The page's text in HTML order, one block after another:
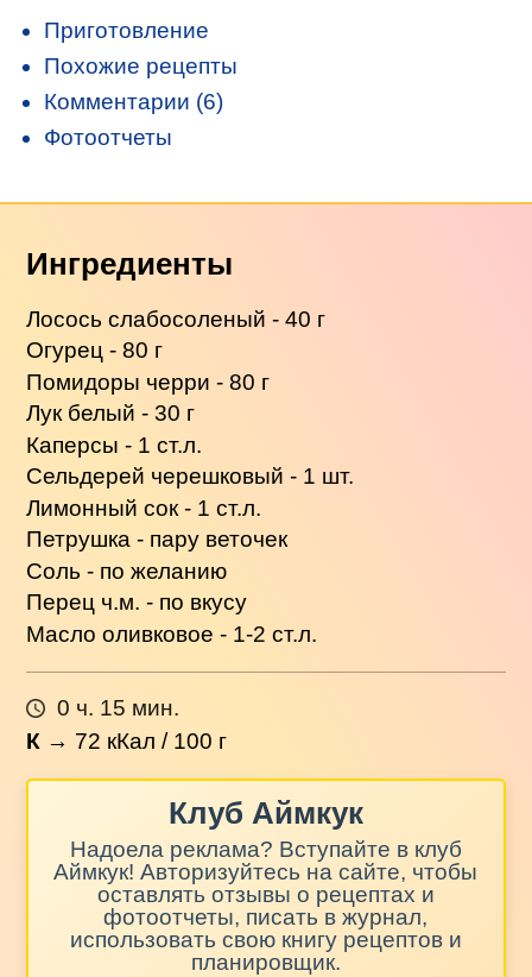
Приготовление
Похожие рецепты
Комментарии (6)
Фотоотчеты
Ингредиенты
Лосось слабосоленый - 40 г
Огурец - 80 г
Помидоры черри - 80 г
Лук белый - 30 г
Каперсы - 1 ст.л.
Сельдерей черешковый - 1 шт.
Лимонный сок - 1 ст.л.
Петрушка - пару веточек
Соль - по желанию
Перец ч.м. - по вкусу
Масло оливковое - 1-2 ст.л.
0 ч. 15 мин.
К → 72 кКал / 100 г
Клуб Аймкук
Надоела реклама? Вступайте в клуб
Аймкук! Авторизуйтесь на сайте, чтобы
оставлять отзывы о рецептах и
фотоотчеты, писать в журнал,
использовать свою книгу рецептов и
планировщик.